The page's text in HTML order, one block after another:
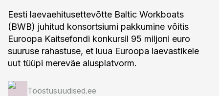
Eesti laevaehitusettevõtte Baltic Workboats
(BWB) juhitud konsortsiumi pakkumine võitis
Euroopa Kaitsefondi konkursil 95 miljoni euro
suuruse rahastuse, et luua Euroopa laevastikele
uut tüüpi mereväe alusplatvorm.
Tööstusuudised.ee